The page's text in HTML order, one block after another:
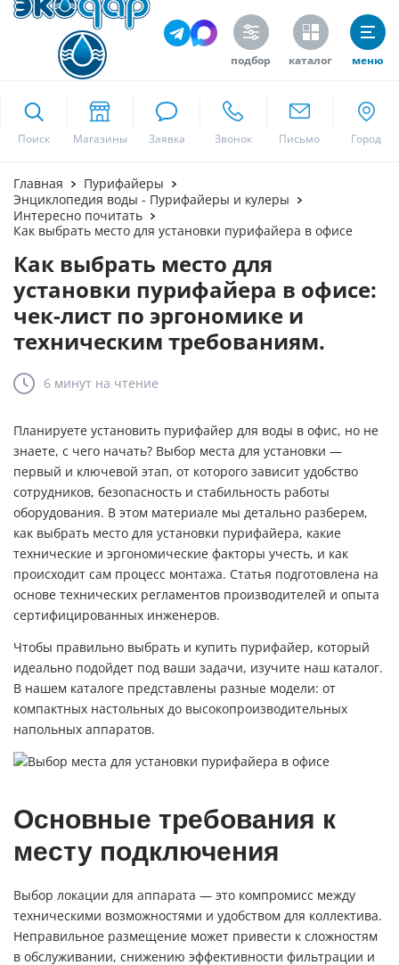
подбор каталог меню
Поиск
Москва
Главная
Пурифайеры
Энциклопедия воды - Пурифайеры и кулеры
Интересно почитать
Как выбрать место для установки пурифайера в офисе
Как выбрать место для
установки пурифайера в офисе:
чек-лист по эргономике и
техническим требованиям.
6 минут на чтение
Планируете установить пурифайер для воды в офис, но не
знаете, с чего начать? Выбор места для установки —
первый и ключевой этап, от которого зависит удобство
сотрудников, безопасность и стабильность работы
оборудования. В этом материале мы детально разберем,
как выбрать место для установки пурифайера, какие
технические и эргономические факторы учесть, и как
происходит сам процесс монтажа. Статья подготовлена на
основе технических регламентов производителей и опыта
сертифицированных инженеров.
Чтобы правильно выбрать и купить пурифайер, который
идеально подойдет под ваши задачи, изучите наш каталог.
В нашем каталоге представлены разные модели: от
компактных настольных до высокопроизводительных
напольных аппаратов.
Основные требования к
месту подключения
Выбор локации для аппарата — это компромисс между
техническими возможностями и удобством для коллектива.
Неправильное размещение может привести к сложностям
в обслуживании, снижению эффективности фильтрации и